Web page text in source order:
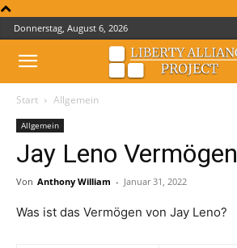
Donnerstag, August 6, 2026
Start Allgemein
Allgemein
Jay Leno Vermögen
Von Anthony William - Januar 31, 2022
Was ist das Vermögen von Jay Leno?